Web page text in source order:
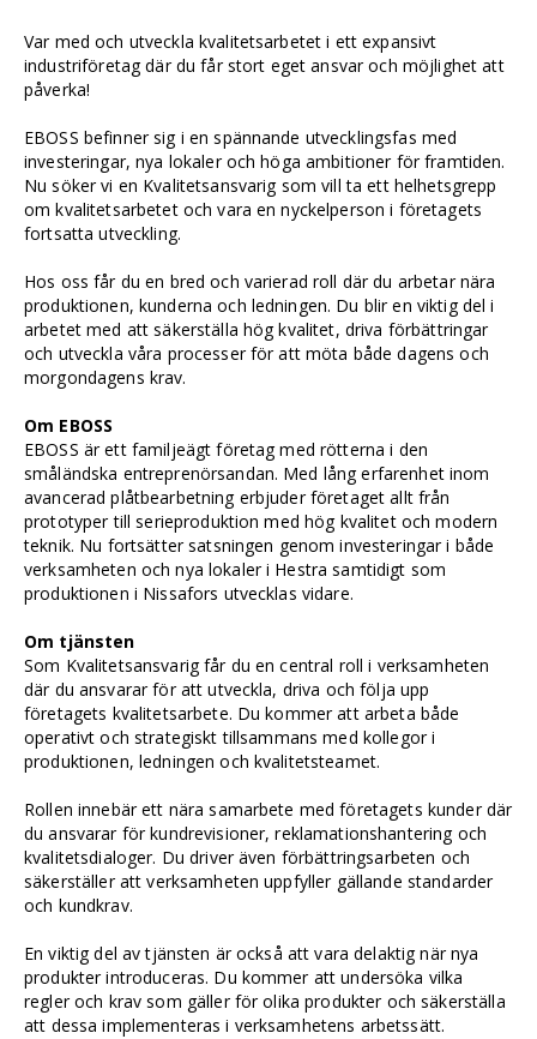
Var med och utveckla kvalitetsarbetet i ett expansivt
industriföretag där du får stort eget ansvar och möjlighet att
påverka!
EBOSS befinner sig i en spännande utvecklingsfas med
investeringar, nya lokaler och höga ambitioner för framtiden.
Nu söker vi en Kvalitetsansvarig som vill ta ett helhetsgrepp
om kvalitetsarbetet och vara en nyckelperson i företagets
fortsatta utveckling.
Hos oss får du en bred och varierad roll där du arbetar nära
produktionen, kunderna och ledningen. Du blir en viktig del i
arbetet med att säkerställa hög kvalitet, driva förbättringar
och utveckla våra processer för att möta både dagens och
morgondagens krav.
Om EBOSS
EBOSS är ett familjeägt företag med rötterna i den
småländska entreprenörsandan. Med lång erfarenhet inom
avancerad plåtbearbetning erbjuder företaget allt från
prototyper till serieproduktion med hög kvalitet och modern
teknik. Nu fortsätter satsningen genom investeringar i både
verksamheten och nya lokaler i Hestra samtidigt som
produktionen i Nissafors utvecklas vidare.
Om tjänsten
Som Kvalitetsansvarig får du en central roll i verksamheten
där du ansvarar för att utveckla, driva och följa upp
företagets kvalitetsarbete. Du kommer att arbeta både
operativt och strategiskt tillsammans med kollegor i
produktionen, ledningen och kvalitetsteamet.
Rollen innebär ett nära samarbete med företagets kunder där
du ansvarar för kundrevisioner, reklamationshantering och
kvalitetsdialoger. Du driver även förbättringsarbeten och
säkerställer att verksamheten uppfyller gällande standarder
och kundkrav.
En viktig del av tjänsten är också att vara delaktig när nya
produkter introduceras. Du kommer att undersöka vilka
regler och krav som gäller för olika produkter och säkerställa
att dessa implementeras i verksamhetens arbetssätt.